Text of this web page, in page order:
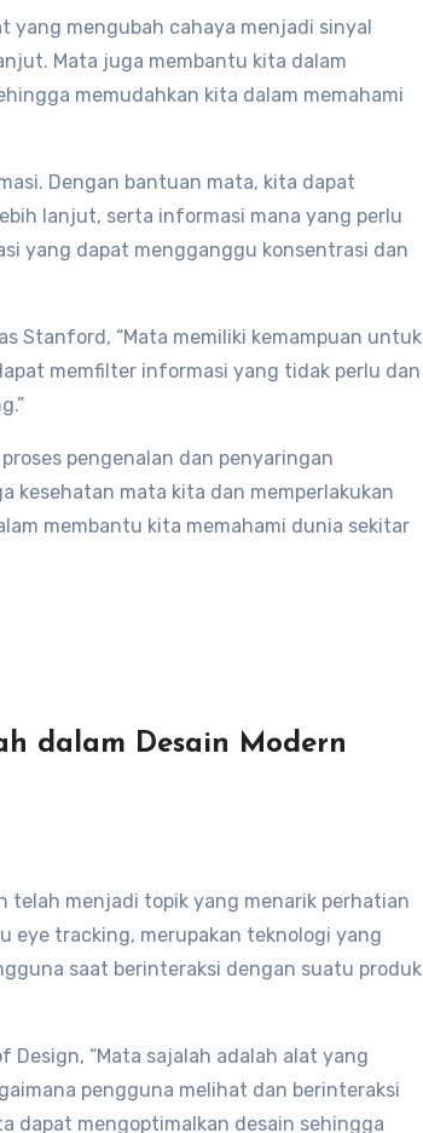
yang mengubah cahaya menjadi sinyal
Mata juga membantu kita dalam
memudahkan kita dalam memahami
Dengan bantuan mata, kita dapat
lanjut, serta informasi mana yang perlu
yang dapat mengganggu konsentrasi dan
Stanford, “Mata memiliki kemampuan untuk
memfilter informasi yang tidak perlu dan
pengenalan dan penyaringan
kesehatan mata kita dan memperlakukan
membantu kita memahami dunia sekitar
dalam Desain Modern
telah menjadi topik yang menarik perhatian
eye tracking, merupakan teknologi yang
saat berinteraksi dengan suatu produk
Design, “Mata sajalah adalah alat yang
pengguna melihat dan berinteraksi
dapat mengoptimalkan desain sehingga